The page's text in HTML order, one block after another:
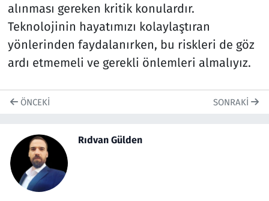
alınması gereken kritik konulardır.
Teknolojinin hayatımızı kolaylaştıran
yönlerinden faydalanırken, bu riskleri de göz
ardı etmemeli ve gerekli önlemleri almalıyız.
ÖNCEKI SONRAKI
Rıdvan Gülden